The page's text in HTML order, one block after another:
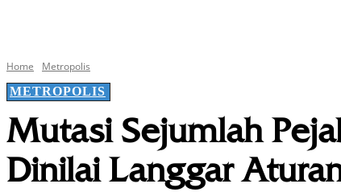
Home
Metropolis
METROPOLIS
Mutasi Sejumlah
Dinilai Langgar